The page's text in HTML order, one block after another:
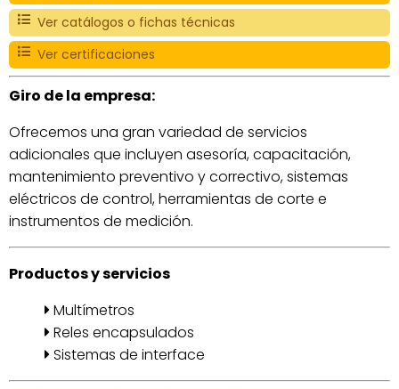
Ver catálogos o fichas técnicas
Ver certificaciones
Giro de la empresa:
Ofrecemos una gran variedad de servicios
adicionales que incluyen asesoría, capacitación,
mantenimiento preventivo y correctivo, sistemas
eléctricos de control, herramientas de corte e
instrumentos de medición.
Productos y servicios
Multímetros
Reles encapsulados
Sistemas de interface